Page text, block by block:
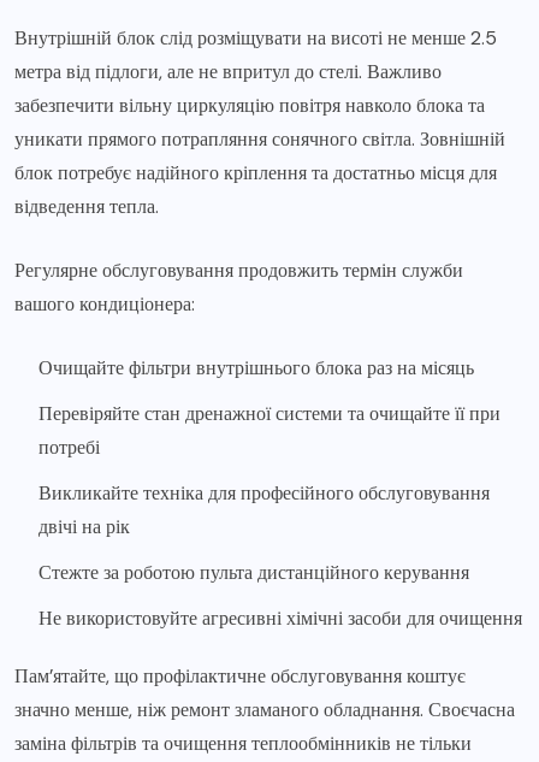
Внутрішній блок слід розміщувати на висоті не менше 2.5
метра від підлоги, але не впритул до стелі. Важливо
забезпечити вільну циркуляцію повітря навколо блока та
уникати прямого потрапляння сонячного світла. Зовнішній
блок потребує надійного кріплення та достатньо місця для
відведення тепла.
Регулярне обслуговування продовжить термін служби
вашого кондиціонера:
Очищайте фільтри внутрішнього блока раз на місяць
Перевіряйте стан дренажної системи та очищайте її при
потребі
Викликайте техніка для професійного обслуговування
двічі на рік
Стежте за роботою пульта дистанційного керування
Не використовуйте агресивні хімічні засоби для очищення
Пам’ятайте, що профілактичне обслуговування коштує
значно менше, ніж ремонт зламаного обладнання. Своєчасна
заміна фільтрів та очищення теплообмінників не тільки